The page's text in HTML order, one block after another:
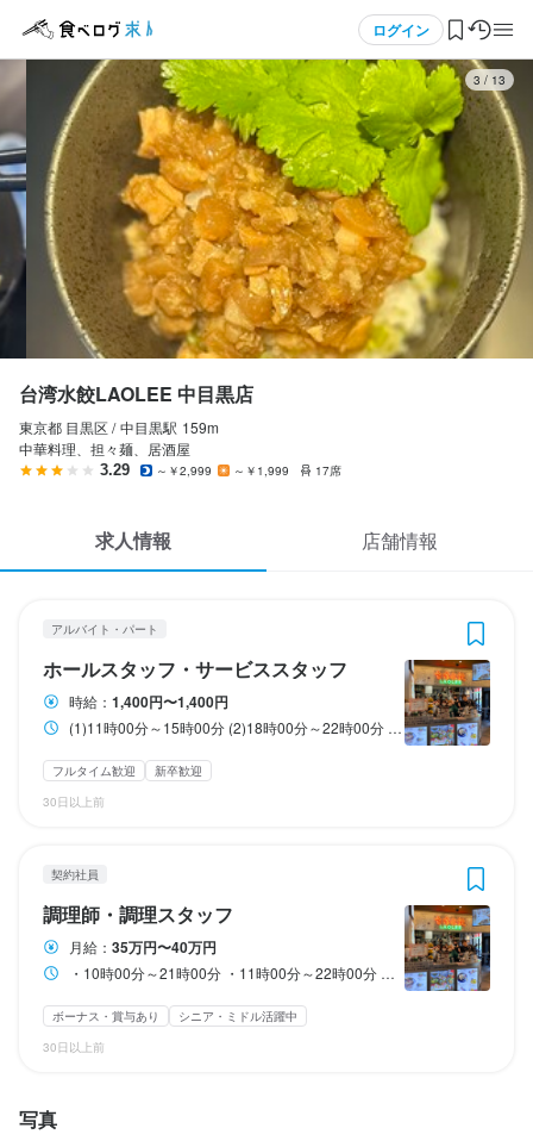
ログイン
ログイン・無料会員登録
食べログ求人TOP
求人検索
マイページ管理
気になる求人
検索履歴・保存した条件
応募履歴
ヘルプ・お問い合わせフォーム
掲載をご検討の店舗様へ
食べログ求人PRESS
利用規約
企業情報
3 / 13
台湾水餃LAOLEE 中目黒店
東京都 目黒区 / 中目黒駅 159m
中華料理、担々麺、居酒屋
3.29 ～￥2,999 ～￥1,999 17席
求人情報 店舗情報
アルバイト・パート
ホールスタッフ・サービススタッフ
時給： 1,400円〜1,400円
(1)11時00分～15時00分 (2)18時00分～22時00分 ※週3日～5日勤務 (1)、(2)のご希望の時間帯に勤務できます。 どちらの時間帯も勤務できる方も歓迎です！
フルタイム歓迎
新卒歓迎
30日以上前
契約社員
調理師・調理スタッフ
月給： 35万円〜40万円
・10時00分～21時00分 ・11時00分～22時00分 実質8時間勤務 休憩3時間（休憩時は外出可能です） ＊週４４時間制（特例措置対象事業場）
ボーナス・賞与あり
シニア・ミドル活躍中
30日以上前
写真
アルバイト・パート 台湾水餃LAOLEE 中目黒店
ホールスタッフ・サービススタッフ
ホールスタッフ・サービススタッフ
時給1,400円〜1,400円
研修期間
給与補足
＊昇給 前年度実績あり（年1回  1月あたり５０円～３００円）
＊交通費あり（上限なし）
応募画面へ進む
契約社員 台湾水餃LAOLEE 中目黒店
調理師・調理スタッフ
調理師・調理スタッフ
月給350,000円〜400,000円
試用期間
試用期間1ヶ月：同条件
給与補足
＊賞与 前年度実績あり（年2回 30万円～73万円）
＊昇給 前年度実績あり（年1回。1月あたり1万円～5万円）
応募画面へ進む